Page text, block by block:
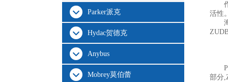
Parker派克
Hydac贺德克
Anybus
Mobrey莫伯蕾
活性。
部分